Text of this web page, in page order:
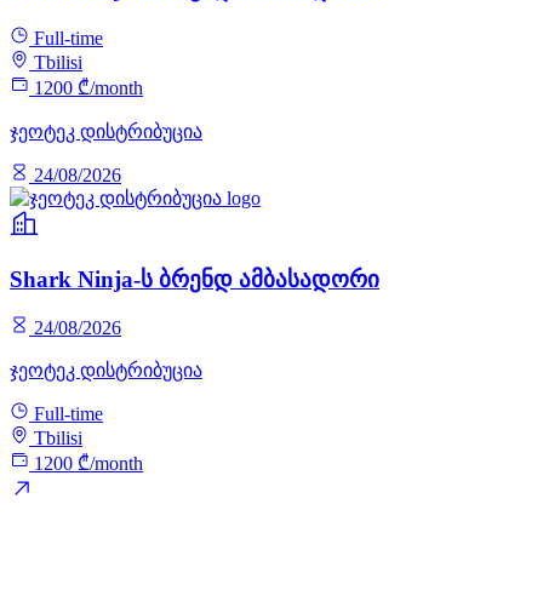
Full-time
Tbilisi
1200 ₾/month
ჯეოტეკ დისტრიბუცია
24/08/2026
Shark Ninja-ს ბრენდ ამბასადორი
24/08/2026
ჯეოტეკ დისტრიბუცია
Full-time
Tbilisi
1200 ₾/month